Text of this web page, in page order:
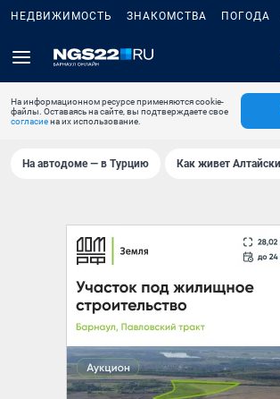
НЕДВИЖИМОСТЬ ЗНАКОМСТВА ПОГОДА
На информационном ресурсе применяются cookie-
файлы. Оставаясь на сайте, вы подтверждаете свое
согласиена их использование.
На автодоме — в Турцию Как живет